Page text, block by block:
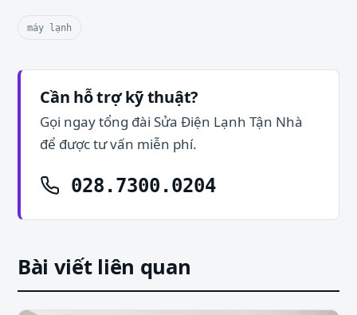
máy lạnh
Cần hỗ trợ kỹ thuật?
Gọi ngay tổng đài Sửa Điện Lạnh Tận Nhà
để được tư vấn miễn phí.
028.7300.0204
Bài viết liên quan